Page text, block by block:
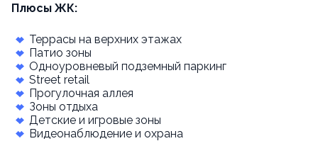
Плюсы ЖК:
Террасы на верхних этажах
Патио зоны
Одноуровневый подземный паркинг
Street retail
Прогулочная аллея
Зоны отдыха
Детские и игровые зоны
Видеонаблюдение и охрана